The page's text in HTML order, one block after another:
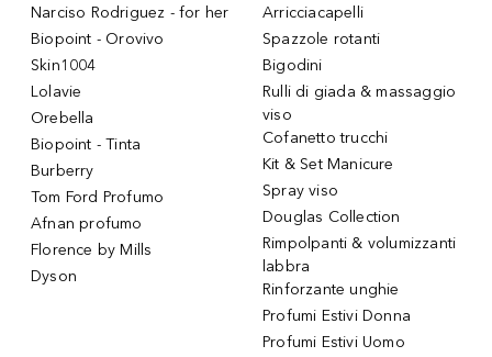
Narciso Rodriguez - for her
Biopoint - Orovivo
Skin1004
Lolavie
Orebella
Biopoint - Tinta
Burberry
Tom Ford Profumo
Afnan profumo
Florence by Mills
Dyson
Arricciacapelli
Spazzole rotanti
Bigodini
Rulli di giada & massaggio
viso
Cofanetto trucchi
Kit & Set Manicure
Spray viso
Douglas Collection
Rimpolpanti & volumizzanti
labbra
Rinforzante unghie
Profumi Estivi Donna
Profumi Estivi Uomo